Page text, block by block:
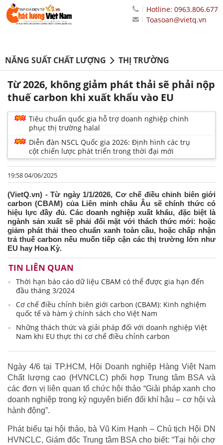
Hotline: 0963.806.677
Toasoan@vietq.vn
NĂNG SUẤT CHẤT LƯỢNG THỊ TRƯỜNG
Từ 2026, không giảm phát thải sẽ phải nộp
thuế carbon khi xuất khẩu vào EU
Tiêu chuẩn quốc gia hỗ trợ doanh nghiệp chinh
phục thị trường halal
Diễn đàn NSCL Quốc gia 2026: Định hình các trụ
cột chiến lược phát triển trong thời đại mới
19:58 04/06/2025
(VietQ.vn) - Từ ngày 1/1/2026, Cơ chế điều chỉnh biên giới
carbon (CBAM) của Liên minh châu Âu sẽ chính thức có
hiệu lực đầy đủ. Các doanh nghiệp xuất khẩu, đặc biệt là
ngành sản xuất sẽ phải đối mặt với thách thức mới: hoặc
giảm phát thải theo chuẩn xanh toàn cầu, hoặc chấp nhận
trả thuế carbon nếu muốn tiếp cận các thị trường lớn như
EU hay Hoa Kỳ.
TIN LIÊN QUAN
Thời hạn báo cáo dữ liệu CBAM có thể được gia hạn đến
đầu tháng 3/2024
Cơ chế điều chỉnh biên giới carbon (CBAM): Kinh nghiệm
quốc tế và hàm ý chính sách cho Việt Nam
Những thách thức và giải pháp đối với doanh nghiệp Việt
Nam khi EU thực thi cơ chế điều chỉnh carbon
Ngày 4/6 tại TP.HCM, Hội Doanh nghiệp Hàng Việt Nam
Chất lượng cao (HVNCLC) phối hợp Trung tâm BSA và
các đơn vị liên quan tổ chức hội thảo “Giải pháp xanh cho
doanh nghiệp trong kỷ nguyên biến đổi khí hậu – cơ hội và
hành động”.
Phát biểu tại hội thảo, bà Vũ Kim Hạnh – Chủ tịch Hội DN
HVNCLC, Giám đốc Trung tâm BSA cho biết: “Tại hội chợ